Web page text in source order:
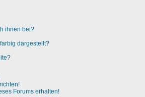
ihnen bei?
dargestellt?
Forums erhalten!